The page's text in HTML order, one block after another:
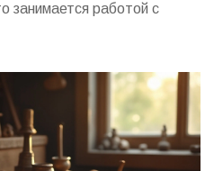
занимается работой с